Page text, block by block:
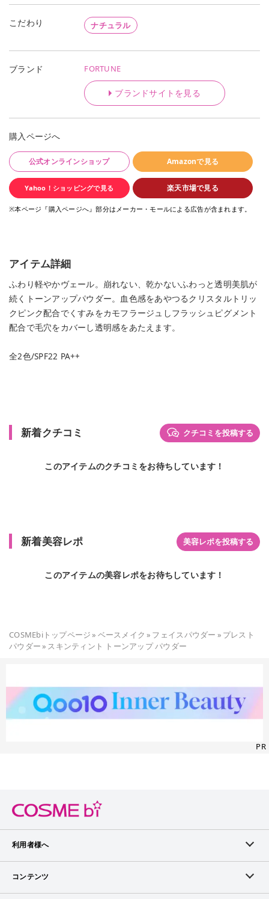
こだわり ナチュラル
ブランド FORTUNE
ブランドサイトを見る
購入ページへ
公式オンラインショップ Amazonで見る
Yahoo！ショッピングで見る 楽天市場で見る
※本ページ『購入ページへ』部分はメーカー・モールによる広告が含まれます。
アイテム詳細
ふわり軽やかヴェール。崩れない、乾かないふわっと透明美肌が
続くトーンアップパウダー。血色感をあやつるクリスタルトリッ
クピンク配合でくすみをカモフラージュしフラッシュピグメント
配合で毛穴をカバーし透明感をあたえます。
全2色/SPF22 PA++
新着クチコミ クチコミを投稿する
このアイテムのクチコミをお待ちしています！
新着美容レポ 美容レポを投稿する
このアイテムの美容レポをお待ちしています！
COSMEbiトップページ» ベースメイク » フェイスパウダー » プレスト
パウダー» スキンティント トーンアップ パウダー
PR
利用者様へ
メンバーログイン
コンテンツ